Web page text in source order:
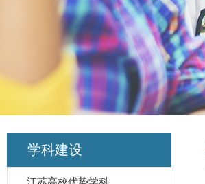
学科建设
江苏高校优势学科